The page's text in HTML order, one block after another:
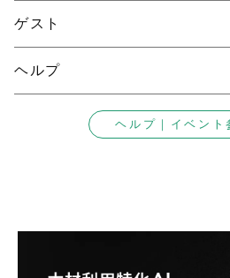
ゲスト
ヘルプ
ヘルプ｜イベント